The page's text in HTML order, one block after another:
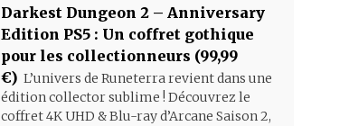
Darkest Dungeon 2 – Anniversary
Edition PS5 : Un coffret gothique
pour les collectionneurs (99,99
€) L’univers de Runeterra revient dans une
édition collector sublime ! Découvrez le
coffret 4K UHD & Blu-ray d’Arcane Saison 2,